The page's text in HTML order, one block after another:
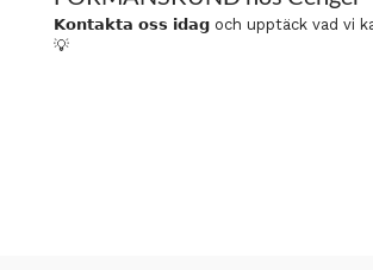
𝗞𝗼𝗻𝘁𝗮𝗸𝘁𝗮 𝗼𝘀𝘀 𝗶𝗱𝗮𝗴 och upptäck vad vi
💡